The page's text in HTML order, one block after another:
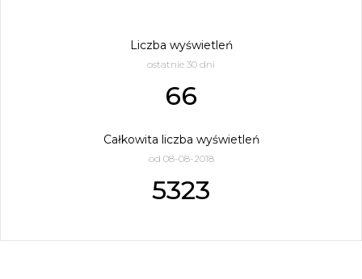
Liczba wyświetleń
ostatnie 30 dni
66
Całkowita liczba wyświetleń
od 08-08-2018
5323